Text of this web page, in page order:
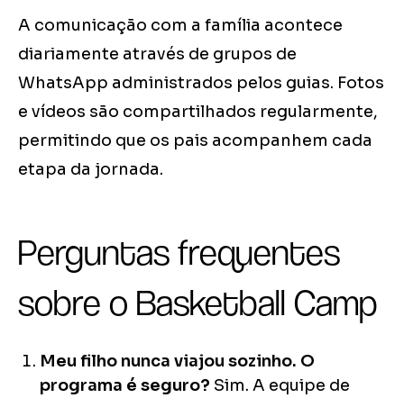
A comunicação com a família acontece
diariamente através de grupos de
WhatsApp administrados pelos guias. Fotos
e vídeos são compartilhados regularmente,
permitindo que os pais acompanhem cada
etapa da jornada.
Perguntas frequentes
sobre o Basketball Camp
Meu filho nunca viajou sozinho. O
programa é seguro? Sim. A equipe de